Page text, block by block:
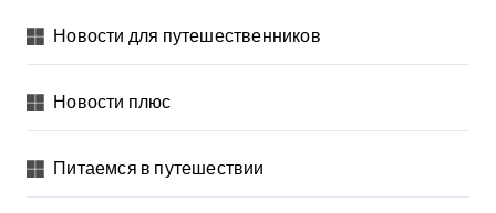
Новости для путешественников
Новости плюс
Питаемся в путешествии